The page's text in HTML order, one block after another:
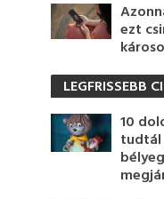
ezt
LEGFRISSEBB
10
tudtál